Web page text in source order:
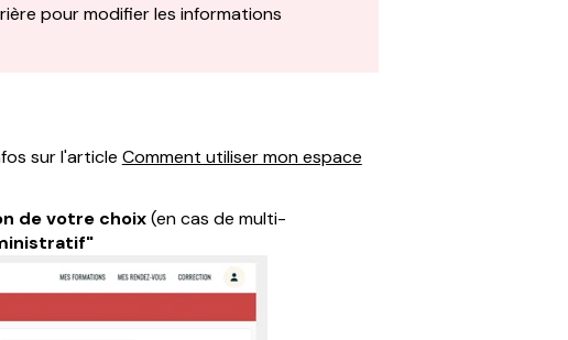
pour modifier les informations
sur l'article Comment utiliser mon espace
de votre choix(en cas de multi-